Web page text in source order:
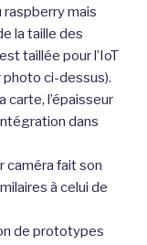
mais
la taille des
taillée pour l’IoT
ci-dessus).
carte, l’épaisseur
dans
caméra fait son
à celui de
de prototypes